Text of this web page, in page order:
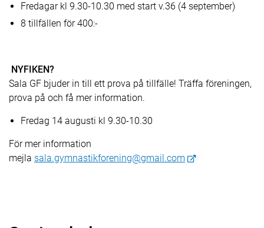
Fredagar kl 9.30-10.30 med start v.36 (4 september)
8 tillfällen för 400:-
NYFIKEN?
Sala GF bjuder in till ett prova på tillfälle! Träffa föreningen,
prova på och få mer information.
Fredag 14 augusti kl 9.30-10.30
För mer information
mejla sala.gymnastikforening@gmail.com